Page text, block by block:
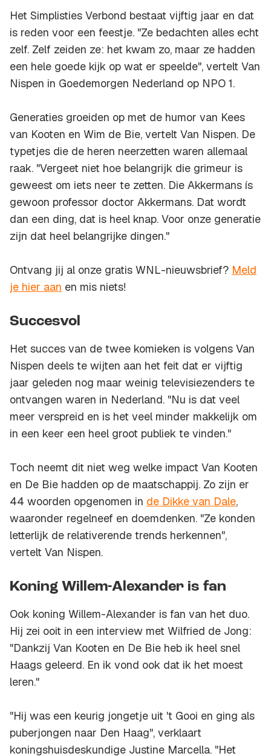
Het Simplisties Verbond bestaat vijftig jaar en dat
is reden voor een feestje. "Ze bedachten alles echt
zelf. Zelf zeiden ze: het kwam zo, maar ze hadden
een hele goede kijk op wat er speelde", vertelt Van
Nispen in Goedemorgen Nederland op NPO 1.
Generaties groeiden op met de humor van Kees
van Kooten en Wim de Bie, vertelt Van Nispen. De
typetjes die de heren neerzetten waren allemaal
raak. "Vergeet niet hoe belangrijk die grimeur is
geweest om iets neer te zetten. Die Akkermans ís
gewoon professor doctor Akkermans. Dat wordt
dan een ding, dat is heel knap. Voor onze generatie
zijn dat heel belangrijke dingen."
Ontvang jij al onze gratis WNL-nieuwsbrief? Meld
je hier aan en mis niets!
Succesvol
Het succes van de twee komieken is volgens Van
Nispen deels te wijten aan het feit dat er vijftig
jaar geleden nog maar weinig televisiezenders te
ontvangen waren in Nederland. "Nu is dat veel
meer verspreid en is het veel minder makkelijk om
in een keer een heel groot publiek te vinden."
Toch neemt dit niet weg welke impact Van Kooten
en De Bie hadden op de maatschappij. Zo zijn er
44 woorden opgenomen in de Dikke van Dale,
waaronder regelneef en doemdenken. "Ze konden
letterlijk de relativerende trends herkennen",
vertelt Van Nispen.
Koning Willem-Alexander is fan
Ook koning Willem-Alexander is fan van het duo.
Hij zei ooit in een interview met Wilfried de Jong:
"Dankzij Van Kooten en De Bie heb ik heel snel
Haags geleerd. En ik vond ook dat ik het moest
leren."
"Hij was een keurig jongetje uit 't Gooi en ging als
puberjongen naar Den Haag", verklaart
koningshuisdeskundige Justine Marcella. "Het